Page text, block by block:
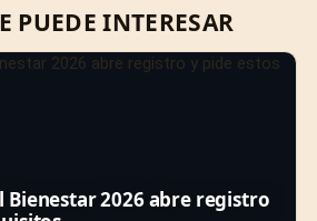
PUEDE INTERESAR
Bienestar 2026 abre registro